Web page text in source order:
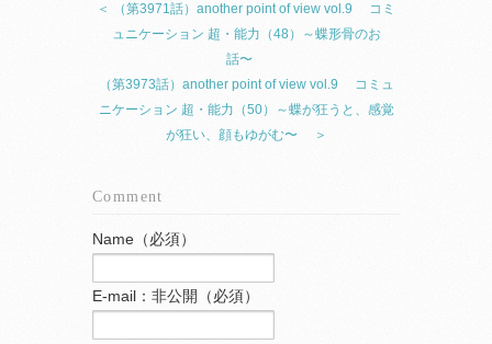
＜ （第3971話）another point of view vol.9 コミ
ュニケーション 超・能力（48）～蝶形骨のお
話〜
（第3973話）another point of view vol.9 コミュ
ニケーション 超・能力（50）～蝶が狂うと、感覚
が狂い、顔もゆがむ〜 ＞
Comment
Name（必須）
E-mail：非公開（必須）